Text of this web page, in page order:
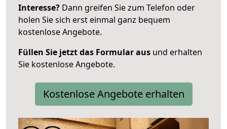
Interesse? Dann greifen Sie zum Telefon oder
holen Sie sich erst einmal ganz bequem
kostenlose Angebote.
Füllen Sie jetzt das Formular aus und erhalten
Sie kostenlose Angebote.
Kostenlose Angebote erhalten